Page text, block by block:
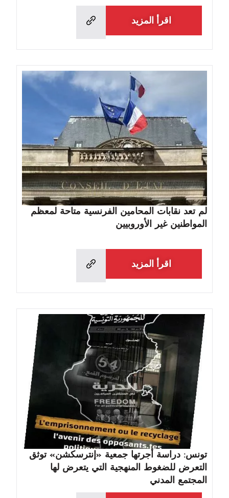
اقرأ المزيد
لم تعد نقابات المحامين الفرنسية متاحة لمعظم
المواطنين غير الأوروبيين
اقرأ المزيد
تونس: دراسة أجرتها جمعية «إنترسكشن» توثق
التعرض للضغوط المنهجية التي يتعرض لها
المجتمع المدني